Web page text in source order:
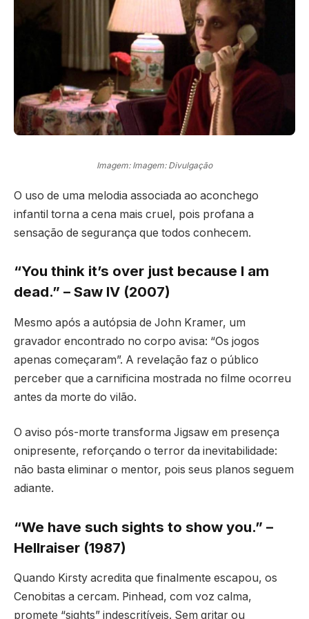
Imagem: Imagem: Divulgação
O uso de uma melodia associada ao aconchego
infantil torna a cena mais cruel, pois profana a
sensação de segurança que todos conhecem.
“You think it’s over just because I am
dead.” – Saw IV (2007)
Mesmo após a autópsia de John Kramer, um
gravador encontrado no corpo avisa: “Os jogos
apenas começaram”. A revelação faz o público
perceber que a carnificina mostrada no filme ocorreu
antes da morte do vilão.
O aviso pós-morte transforma Jigsaw em presença
onipresente, reforçando o terror da inevitabilidade:
não basta eliminar o mentor, pois seus planos seguem
adiante.
“We have such sights to show you.” –
Hellraiser (1987)
Quando Kirsty acredita que finalmente escapou, os
Cenobitas a cercam. Pinhead, com voz calma,
promete “sights” indescritíveis. Sem gritar ou